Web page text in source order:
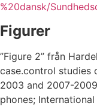
%20dansk/
Figurer
”Figure 2” från
case.control studies
2003 and 2007-
phones;